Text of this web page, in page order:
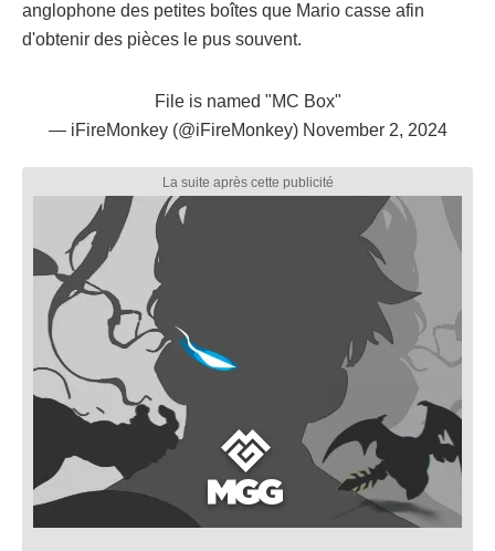
anglophone des petites boîtes que Mario casse afin
d'obtenir des pièces le pus souvent.
File is named "MC Box"
— iFireMonkey (@iFireMonkey) November 2, 2024